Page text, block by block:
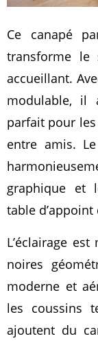
Ce canapé
transforme le
accueillant.
modulable, il
parfait pour
entre amis.
graphique et
table
L’éclairage
noires
moderne et
les coussins
ajoutent du